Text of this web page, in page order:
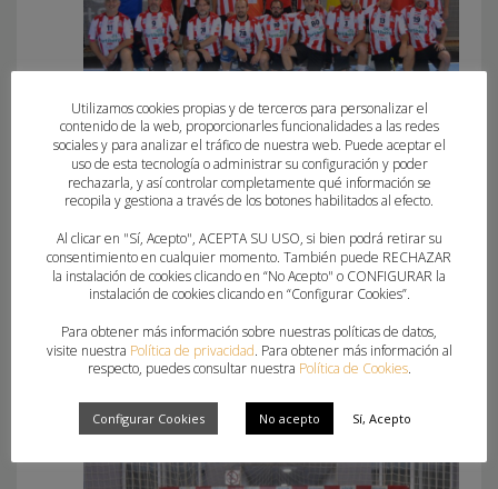
Fertiberia Puerto Sagunto
CBM Maristas Algemesí
Utilizamos cookies propias y de terceros para personalizar el
contenido de la web, proporcionarles funcionalidades a las redes
sociales y para analizar el tráfico de nuestra web. Puede aceptar el
uso de esta tecnología o administrar su configuración y poder
rechazarla, y así controlar completamente qué información se
recopila y gestiona a través de los botones habilitados al efecto.
Al clicar en "Sí, Acepto", ACEPTA SU USO, si bien podrá retirar su
consentimiento en cualquier momento. También puede RECHAZAR
la instalación de cookies clicando en “No Acepto" o CONFIGURAR la
instalación de cookies clicando en “Configurar Cookies”.
Para obtener más información sobre nuestras políticas de datos,
visite nuestra Política de privacidad. Para obtener más información al
respecto, puedes consultar nuestra Política de Cookies.
Configurar Cookies No acepto Sí, Acepto